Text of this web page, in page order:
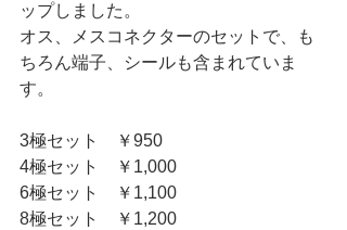
ップしました。
オス、メスコネクターのセットで、も
ちろん端子、シールも含まれていま
す。
3極セット　￥950
4極セット　￥1,000
6極セット　￥1,100
8極セット　￥1,200